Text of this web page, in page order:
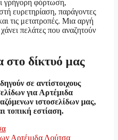
γρήγορη φόρτωση,
ευρετηρίαση, παράγοντες
τις μετατροπές. Μια αργή
πελάτες που αναζητούν
στο δίκτυό μας
σε αντίστοιχους
για Αρτέμιδα
ιστοσελίδων μας,
τοπική εστίαση.
Αρτέμιδα Λούτσα